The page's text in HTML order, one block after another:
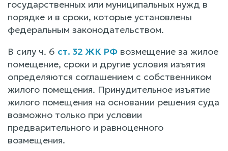
государственных или муниципальных нужд в
порядке и в сроки, которые установлены
федеральным законодательством.
В силу ч. 6 ст. 32 ЖК РФ возмещение за жилое
помещение, сроки и другие условия изъятия
определяются соглашением с собственником
жилого помещения. Принудительное изъятие
жилого помещения на основании решения суда
возможно только при условии
предварительного и равноценного
возмещения.